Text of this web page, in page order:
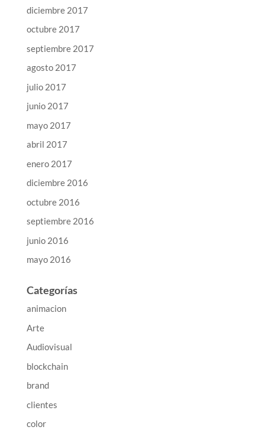
diciembre 2017
octubre 2017
septiembre 2017
agosto 2017
julio 2017
junio 2017
mayo 2017
abril 2017
enero 2017
diciembre 2016
octubre 2016
septiembre 2016
junio 2016
mayo 2016
Categorías
animacion
Arte
Audiovisual
blockchain
brand
clientes
color